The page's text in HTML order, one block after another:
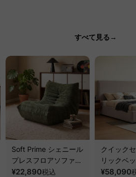
すべて見る→
Soft Prime シェニール
プレスフロアソファ｜
圧縮梱包で搬入しやす
¥22,890税込
クイック
リックベ
要で組み
¥58,090